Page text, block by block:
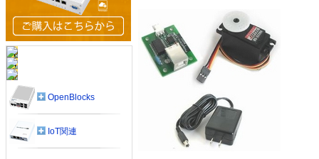
OpenBlocks
IoT関連